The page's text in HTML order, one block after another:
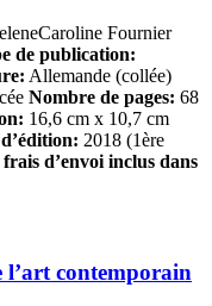
Fournier
de publication:
Allemande (collée)
Nombre de pages: 68
16,6 cm x 10,7 cm
2018 (1ère
frais d’envoi inclus dans
l’art contemporain